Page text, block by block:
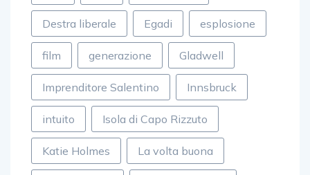
Destra liberale Egadi esplosione
film generazione Gladwell
Imprenditore Salentino Innsbruck
intuito Isola di Capo Rizzuto
Katie Holmes La volta buona